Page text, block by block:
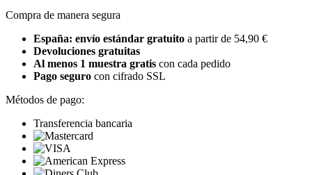
Compra de manera segura
España: envío estándar gratuito a partir de 54,90 €
Devoluciones gratuitas
Al menos 1 muestra gratis con cada pedido
Pago seguro con cifrado SSL
Métodos de pago:
Transferencia bancaria